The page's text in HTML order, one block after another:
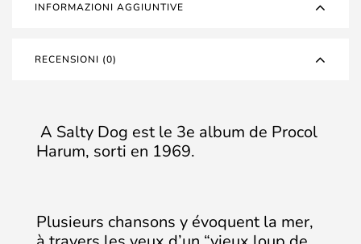
INFORMAZIONI AGGIUNTIVE
RECENSIONI (0)
A Salty Dog est le 3e album de Procol
Harum, sorti en 1969.
Plusieurs chansons y évoquent la mer,